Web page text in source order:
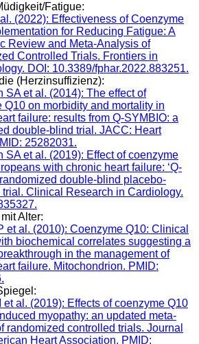
Fatigue:
(2022): Effectiveness of Coenzyme
for Reducing Fatigue: A
Review and Meta-Analysis of
Controlled Trials. Frontiers in
DOI: 10.3389/fphar.2022.883251.
(Herzinsuffizienz):
SA et al. (2014): The effect of
Q10 on morbidity and mortality in
failure: results from Q-SYMBIO: a
double-blind trial. JACC: Heart
25282031.​
SA et al. (2019): Effect of coenzyme
with chronic heart failure: ‘Q-
randomized double-blind placebo-
Clinical Research in Cardiology.
Alter:
et al. (2010): Coenzyme Q10: Clinical
biochemical correlates suggesting a
in the management of
failure. Mitochondrion. PMID:
et al. (2019): Effects of coenzyme Q10
myopathy: an updated meta-
randomized controlled trials. Journal
Heart Association. PMID: